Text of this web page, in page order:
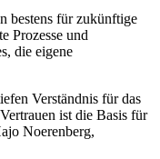
bestens für zukünftige
Prozesse und
die eigene
Verständnis für das
ist die Basis für
Noerenberg,